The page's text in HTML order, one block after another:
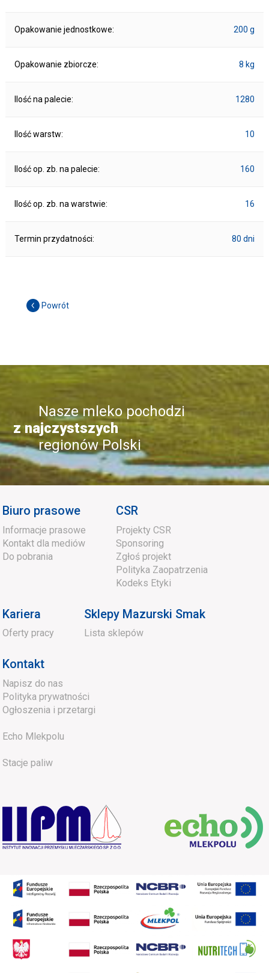
Opakowanie jednostkowe: 200 g
Opakowanie zbiorcze: 8 kg
Ilość na palecie: 1280
Ilość warstw: 10
Ilość op. zb. na palecie: 160
Ilość op. zb. na warstwie: 16
Termin przydatności: 80 dni
Powrót
Nasze mleko pochodzi
z najczystszych
regionów Polski
Biuro prasowe
Informacje prasowe
Kontakt dla mediów
Do pobrania
CSR
Projekty CSR
Sponsoring
Zgłoś projekt
Polityka Zaopatrzenia
Kodeks Etyki
Kariera
Oferty pracy
Sklepy Mazurski Smak
Lista sklepów
Kontakt
Napisz do nas
Polityka prywatności
Ogłoszenia i przetargi
Echo Mlekpolu
Stacje paliw